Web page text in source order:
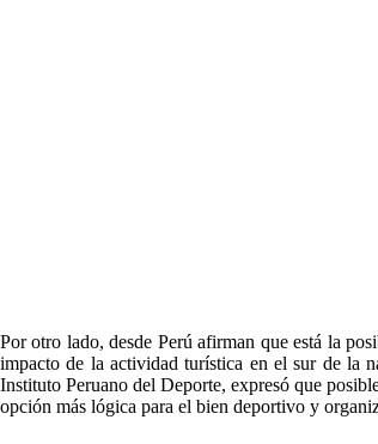
Por otro lado, desde Perú afirman que está la
impacto de la actividad turística en el sur de la
Instituto Peruano del Deporte, expresó que
opción más lógica para el bien deportivo y